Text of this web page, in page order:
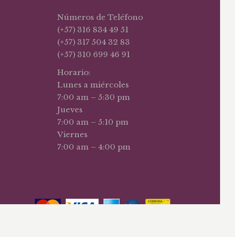
Números de Teléfono
(+57) 316 834 49 51
(+57) 317 504 32 83
(+57) 310 699 46 91
Horario:
Lunes a miércoles
7:00 am – 5:30 pm
Jueves
7:00 am – 5:10 pm
Viernes
7:00 am – 4:00 pm